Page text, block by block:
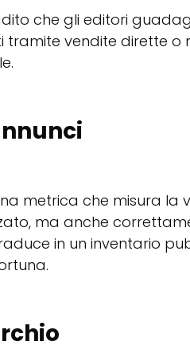
che gli editori
tramite vendite dirette
metrica che misura la
ma anche
in un inventario